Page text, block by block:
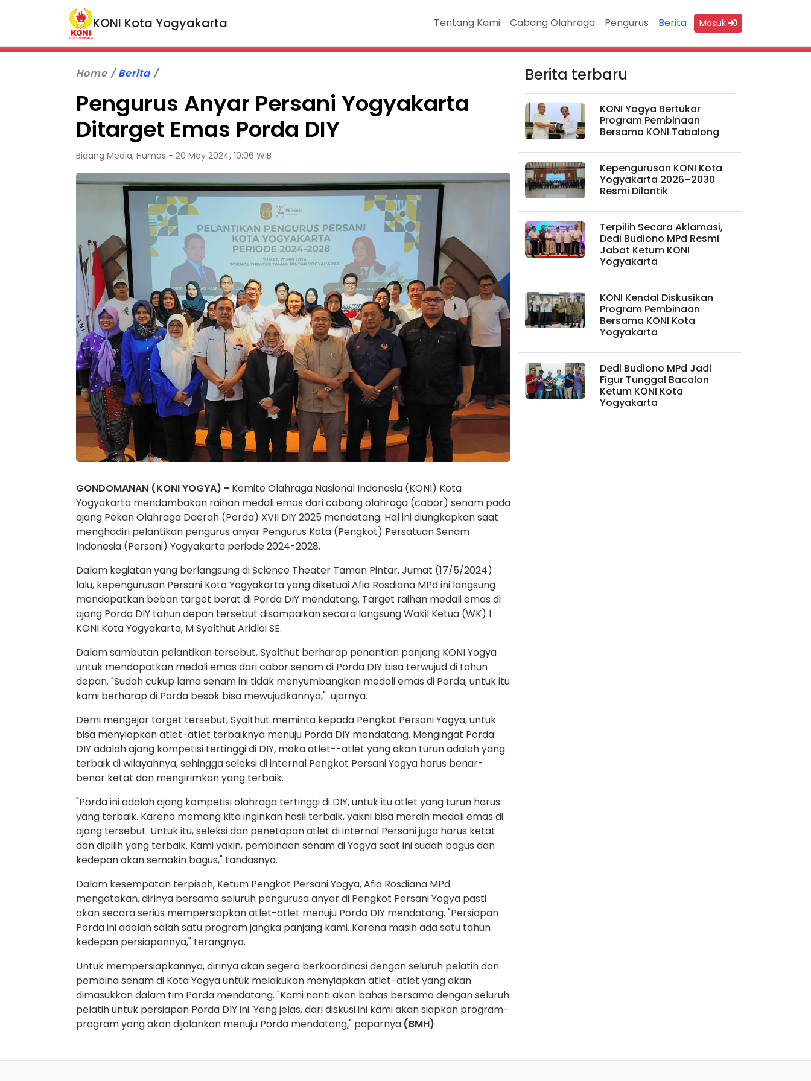
KONI Kota Yogyakarta Tentang Kami Cabang Olahraga Pengurus Berita Masuk
Home Berita
Pengurus Anyar Persani Yogyakarta
Ditarget Emas Porda DIY
Bidang Media, Humas - 20 May 2024, 10:06 WIB
GONDOMANAN (KONI YOGYA) - Komite Olahraga Nasional Indonesia (KONI) Kota
Yogyakarta mendambakan raihan medali emas dari cabang olahraga (cabor) senam pada
ajang Pekan Olahraga Daerah (Porda) XVII DIY 2025 mendatang. Hal ini diungkapkan saat
menghadiri pelantikan pengurus anyar Pengurus Kota (Pengkot) Persatuan Senam
Indonesia (Persani) Yogyakarta periode 2024-2028.
Dalam kegiatan yang berlangsung di Science Theater Taman Pintar, Jumat (17/5/2024)
lalu, kepengurusan Persani Kota Yogyakarta yang diketuai Afia Rosdiana MPd ini langsung
mendapatkan beban target berat di Porda DIY mendatang. Target raihan medali emas di
ajang Porda DIY tahun depan tersebut disampaikan secara langsung Wakil Ketua (WK) I
KONI Kota Yogyakarta, M Syalthut Aridloi SE.
Dalam sambutan pelantikan tersebut, Syalthut berharap penantian panjang KONI Yogya
untuk mendapatkan medali emas dari cabor senam di Porda DIY bisa terwujud di tahun
depan. "Sudah cukup lama senam ini tidak menyumbangkan medali emas di Porda, untuk itu
kami berharap di Porda besok bisa mewujudkannya," ujarnya.
Demi mengejar target tersebut, Syalthut meminta kepada Pengkot Persani Yogya, untuk
bisa menyiapkan atlet-atlet terbaiknya menuju Porda DIY mendatang. Mengingat Porda
DIY adalah ajang kompetisi tertinggi di DIY, maka atlet--atlet yang akan turun adalah yang
terbaik di wilayahnya, sehingga seleksi di internal Pengkot Persani Yogya harus benar-
benar ketat dan mengirimkan yang terbaik.
"Porda ini adalah ajang kompetisi olahraga tertinggi di DIY, untuk itu atlet yang turun harus
yang terbaik. Karena memang kita inginkan hasil terbaik, yakni bisa meraih medali emas di
ajang tersebut. Untuk itu, seleksi dan penetapan atlet di internal Persani juga harus ketat
dan dipilih yang terbaik. Kami yakin, pembinaan senam di Yogya saat ini sudah bagus dan
kedepan akan semakin bagus," tandasnya.
Dalam kesempatan terpisah, Ketum Pengkot Persani Yogya, Afia Rosdiana MPd
mengatakan, dirinya bersama seluruh pengurusa anyar di Pengkot Persani Yogya pasti
akan secara serius mempersiapkan atlet-atlet menuju Porda DIY mendatang. "Persiapan
Porda ini adalah salah satu program jangka panjang kami. Karena masih ada satu tahun
kedepan persiapannya," terangnya.
Untuk mempersiapkannya, dirinya akan segera berkoordinasi dengan seluruh pelatih dan
pembina senam di Kota Yogya untuk melakukan menyiapkan atlet-atlet yang akan
dimasukkan dalam tim Porda mendatang. "Kami nanti akan bahas bersama dengan seluruh
pelatih untuk persiapan Porda DIY ini. Yang jelas, dari diskusi ini kami akan siapkan program-
program yang akan dijalankan menuju Porda mendatang," paparnya.(BMH)
Berita terbaru
KONI Yogya Bertukar
Program Pembinaan
Bersama KONI Tabalong
Kepengurusan KONI Kota
Yogyakarta 2026–2030
Resmi Dilantik
Terpilih Secara Aklamasi,
Dedi Budiono MPd Resmi
Jabat Ketum KONI
Yogyakarta
KONI Kendal Diskusikan
Program Pembinaan
Bersama KONI Kota
Yogyakarta
Dedi Budiono MPd Jadi
Figur Tunggal Bacalon
Ketum KONI Kota
Yogyakarta